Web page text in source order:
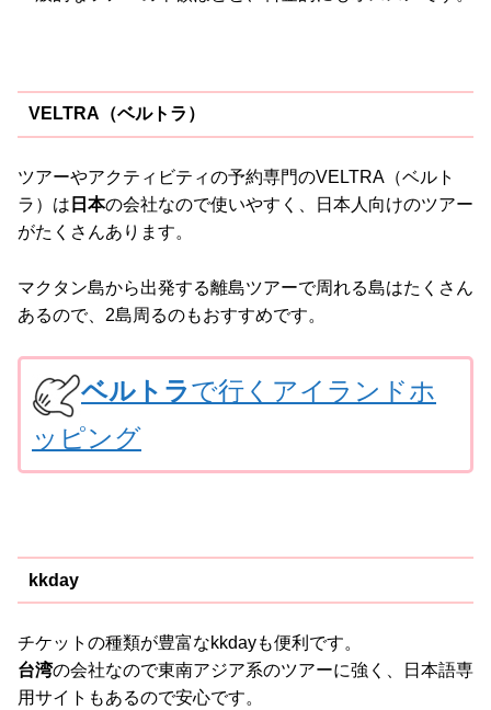
VELTRA（ベルトラ）
ツアーやアクティビティの予約専門のVELTRA（ベルト
ラ）は 日本の会社なので使いやすく、日本人向けのツアー
がたくさんあります。
マクタン島から出発する離島ツアーで周れる島はたくさん
あるので、2島周るのもおすすめです。
ベルトラで行くアイランドホ
ッピング
kkday
チケットの種類が豊富なkkdayも便利です。
台湾の会社なので東南アジア系のツアーに強く、日本語専
用サイトもあるので安心です。